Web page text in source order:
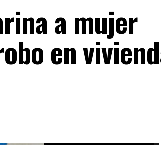
a mujer
en